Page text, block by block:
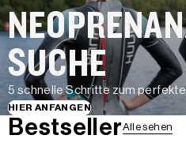
SUCHE
5 schnelle Schritte zum
HIER ANFANGEN
BestsellerAlle sehen